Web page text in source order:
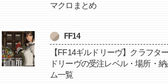
マクロまとめ
FF14
【FF14ギルドリーヴ】クラフタ
ドリーヴの受注レベル・場所・
ム一覧